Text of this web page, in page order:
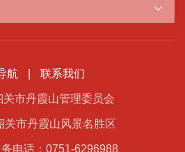
航 联系我们
关市丹霞山管理委员会
关市丹霞山风景名胜区
电话：0751-6296988